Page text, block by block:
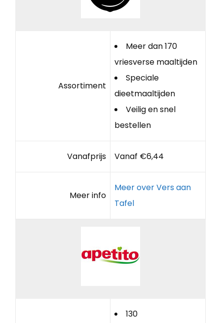
Assortiment
Meer dan 170
vriesverse maaltijden
Speciale
dieetmaaltijden
Veilig en snel
bestellen
Vanafprijs Vanaf €6,44
Meer info
Meer over Vers aan
Tafel
130